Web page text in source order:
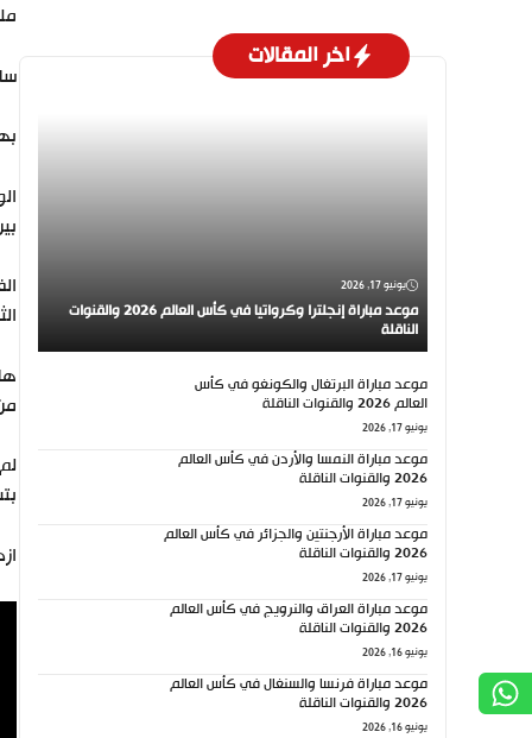
اخر المقالات
يونيو 17, 2026
موعد مباراة إنجلترا وكرواتيا في كأس العالم 2026 والقنوات
الناقلة
موعد مباراة البرتغال والكونغو في كأس
العالم 2026 والقنوات الناقلة
يونيو 17, 2026
موعد مباراة النمسا والأردن في كأس العالم
2026 والقنوات الناقلة
يونيو 17, 2026
موعد مباراة الأرجنتين والجزائر في كأس العالم
2026 والقنوات الناقلة
يونيو 17, 2026
موعد مباراة العراق والنرويج في كأس العالم
2026 والقنوات الناقلة
يونيو 16, 2026
موعد مباراة فرنسا والسنغال في كأس العالم
2026 والقنوات الناقلة
يونيو 16, 2026